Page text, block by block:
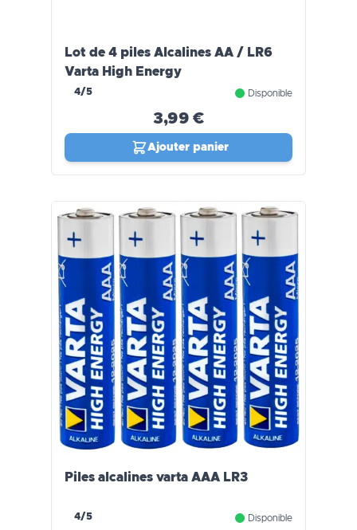
Lot de 4 piles Alcalines AA / LR6
Varta High Energy
4/5 Disponible
3,99 €
Ajouter panier
Piles alcalines varta AAA LR3
4/5 Disponible